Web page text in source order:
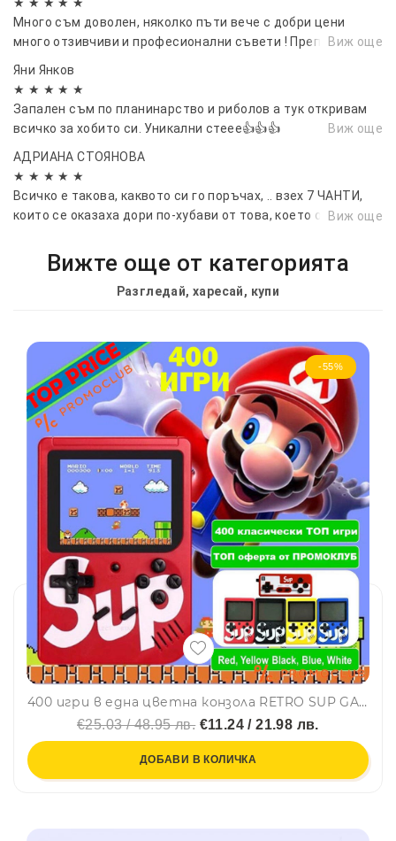
Много съм доволен, няколко пъти вече с добри цени
много отзивчиви и професионални съвети ! Препоръчвам !
Виж още
Яни Янков
★ ★ ★ ★ ★
Запален съм по планинарство и риболов а тук откривам
всичко за хобито си. Уникални стеее👍👍👍
Виж още
АДРИАНА СТОЯНОВА
★ ★ ★ ★ ★
Всичко е такова, каквото си го поръчах, .. взех 7 ЧАНТИ,
които се оказаха дори по-хубави от това, което очаквах
Виж още
Вижте още от категорията
Разгледай, харесай, купи
-55%
400 игри в една цветна конзола RETRO SUP GAME BOX
€25.03 / 48.95 лв.€11.24 / 21.98 лв.
ДОБАВИ В КОЛИЧКА